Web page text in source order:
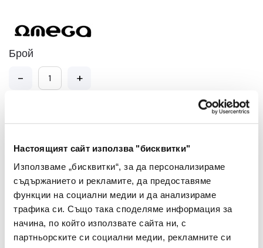
Настоящият сайт използва "бисквитки"
Използваме „бисквитки“, за да персонализираме
съдържанието и рекламите, да предоставяме
функции на социални медии и да анализираме
трафика си. Също така споделяме информация за
начина, по който използвате сайта ни, с
партньорските си социални медии, рекламните си
Брой
- +
Добави в количката